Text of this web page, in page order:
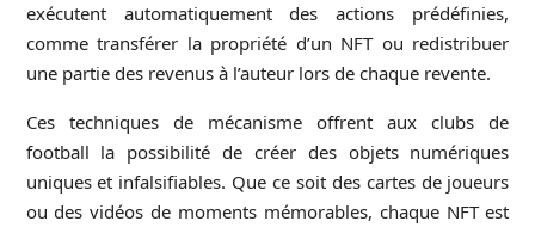
exécutent automatiquement des actions prédéfinies,
comme transférer la propriété d’un NFT ou redistribuer
une partie des revenus à l’auteur lors de chaque revente.
Ces techniques de mécanisme offrent aux clubs de
football la possibilité de créer des objets numériques
uniques et infalsifiables. Que ce soit des cartes de joueurs
ou des vidéos de moments mémorables, chaque NFT est